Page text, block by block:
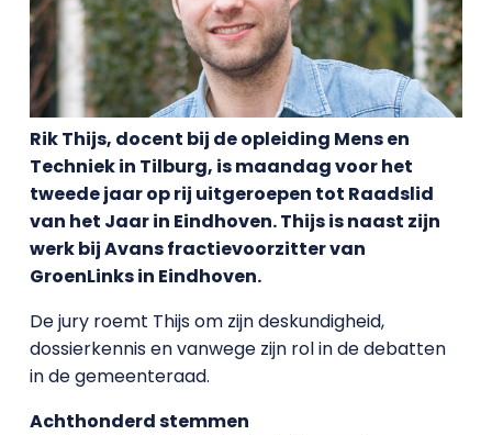
Rik Thijs, docent bij de opleiding Mens en
Techniek in Tilburg, is maandag voor het
tweede jaar op rij uitgeroepen tot Raadslid
van het Jaar in Eindhoven. Thijs is naast zijn
werk bij Avans fractievoorzitter van
GroenLinks in Eindhoven.
De jury roemt Thijs om zijn deskundigheid,
dossierkennis en vanwege zijn rol in de debatten
in de gemeenteraad.
Achthonderd stemmen